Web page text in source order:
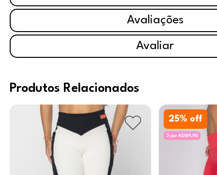
Avaliações
Avaliar
Produtos Relacionados
25% off